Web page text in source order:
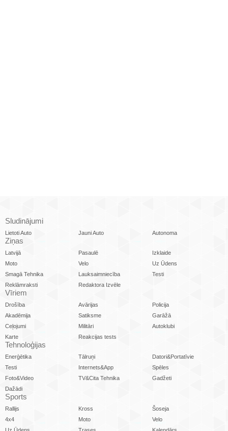
Sludinājumi
Lietoti Auto Jauni Auto Autonoma
Ziņas
Latvijā Pasaulē
Izklaide
Moto
Velo
Uz Ūdens
Smagā Tehnika
Lauksaimniecība
Testi
Reklāmraksti
Redaktora Izvēle
Vīriem
Drošība Avārijas
Policija
Akadēmija
Satiksme
Garāžā
Ceļojumi
Militāri
Autoklubi
Karte
Reakcijas tests
Tehnoloģijas
Enerģētika Tālruņi
Datori&Portatīvie
Testi
Internets&App
Spēles
Foto&Video
TV&Cita Tehnika
Gadžeti
Dažādi
Sports
Rallijs Kross
Šoseja
4x4
Moto
Velo